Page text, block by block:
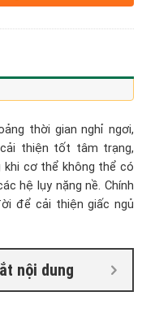
thời gian nghỉ ngơi,
thiện tốt tâm trạng,
khi cơ thể không thể có
hệ lụy nặng nề. Chính
để cải thiện giấc ngủ
nội dung